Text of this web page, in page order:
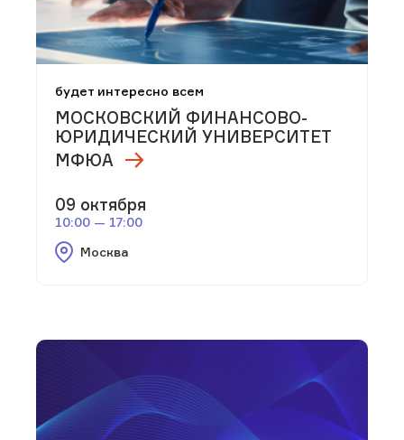
будет интересно всем
МОСКОВСКИЙ ФИНАНСОВО-
ЮРИДИЧЕСКИЙ УНИВЕРСИТЕТ
МФЮА
09 октября
10:00 — 17:00
Москва